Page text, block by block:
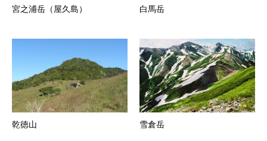
宮之浦岳（屋久島） 白馬岳
乾徳山 雪倉岳